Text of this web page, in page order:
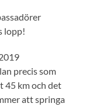
lopp!
precis som
45 km och det
att springa